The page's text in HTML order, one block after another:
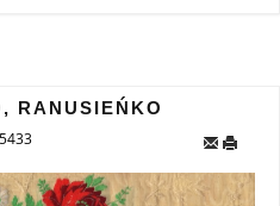
RANUSIEŃKO
5433